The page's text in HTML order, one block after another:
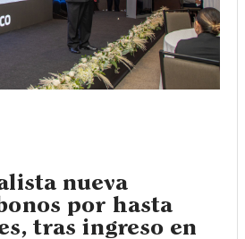
nueva
por hasta
tras ingreso en